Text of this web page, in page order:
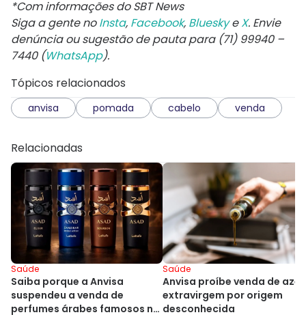
*Com informações do SBT News
Siga a gente noInsta, Facebook, BlueskyeX. Envie
denúncia ou sugestão de pauta para (71) 99940 –
7440 (WhatsApp).
Tópicos relacionados
anvisa pomada cabelo venda
Relacionadas
Saúde
Saiba porque a Anvisa
suspendeu a venda de
perfumes árabes famosos no
Saúde
Anvisa proíbe venda de
extravirgem por origem
desconhecida